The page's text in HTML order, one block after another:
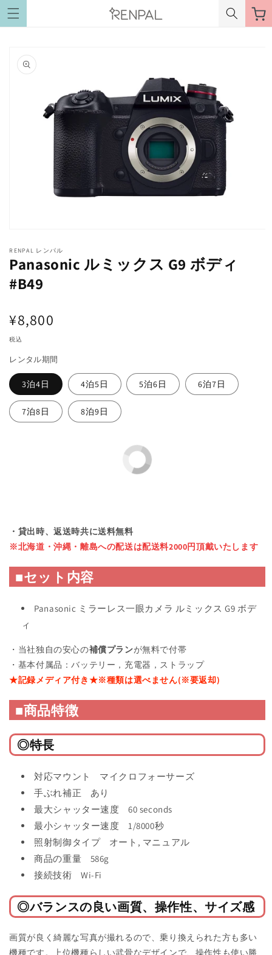
ンツに
進む
ー
ト
報にス
キップ
ダ
ル
で
メ
ア
を
く
RENPAL レンパル
Panasonic ルミックス G9 ボディ
#B49
通
常
価
格
¥8,800
税込
レンタル期間
3泊4日 4泊5日 5泊6日 6泊7日
7泊8日 8泊9日
・貸出時、返送時共に送料無料
※北海道・沖縄・離島への配送は配送料2000円頂戴いたします
■セット内容
Panasonic ミラーレス一眼カメラ ルミックス G9 ボデ
ィ
・当社独自の安心の補償プランが無料で付帯
・基本付属品 ：バッテリー，充電器，ストラップ
★記録メディア付き★※種類は選べません(※要返却)
■商品特徴
◎特長
対応マウント マイクロフォーサーズ
手ぶれ補正 あり
最大シャッター速度 60 seconds
最小シャッター速度 1/8000秒
照射制御タイプ オート, マニュアル
商品の重量 586g
接続技術 Wi-Fi
◎バランスの良い画質、操作性、サイズ感
画質が良く綺麗な写真が撮れるので、乗り換えられた方も多い
機種です。上位機種らしい武骨なデザインで、操作性も使い勝